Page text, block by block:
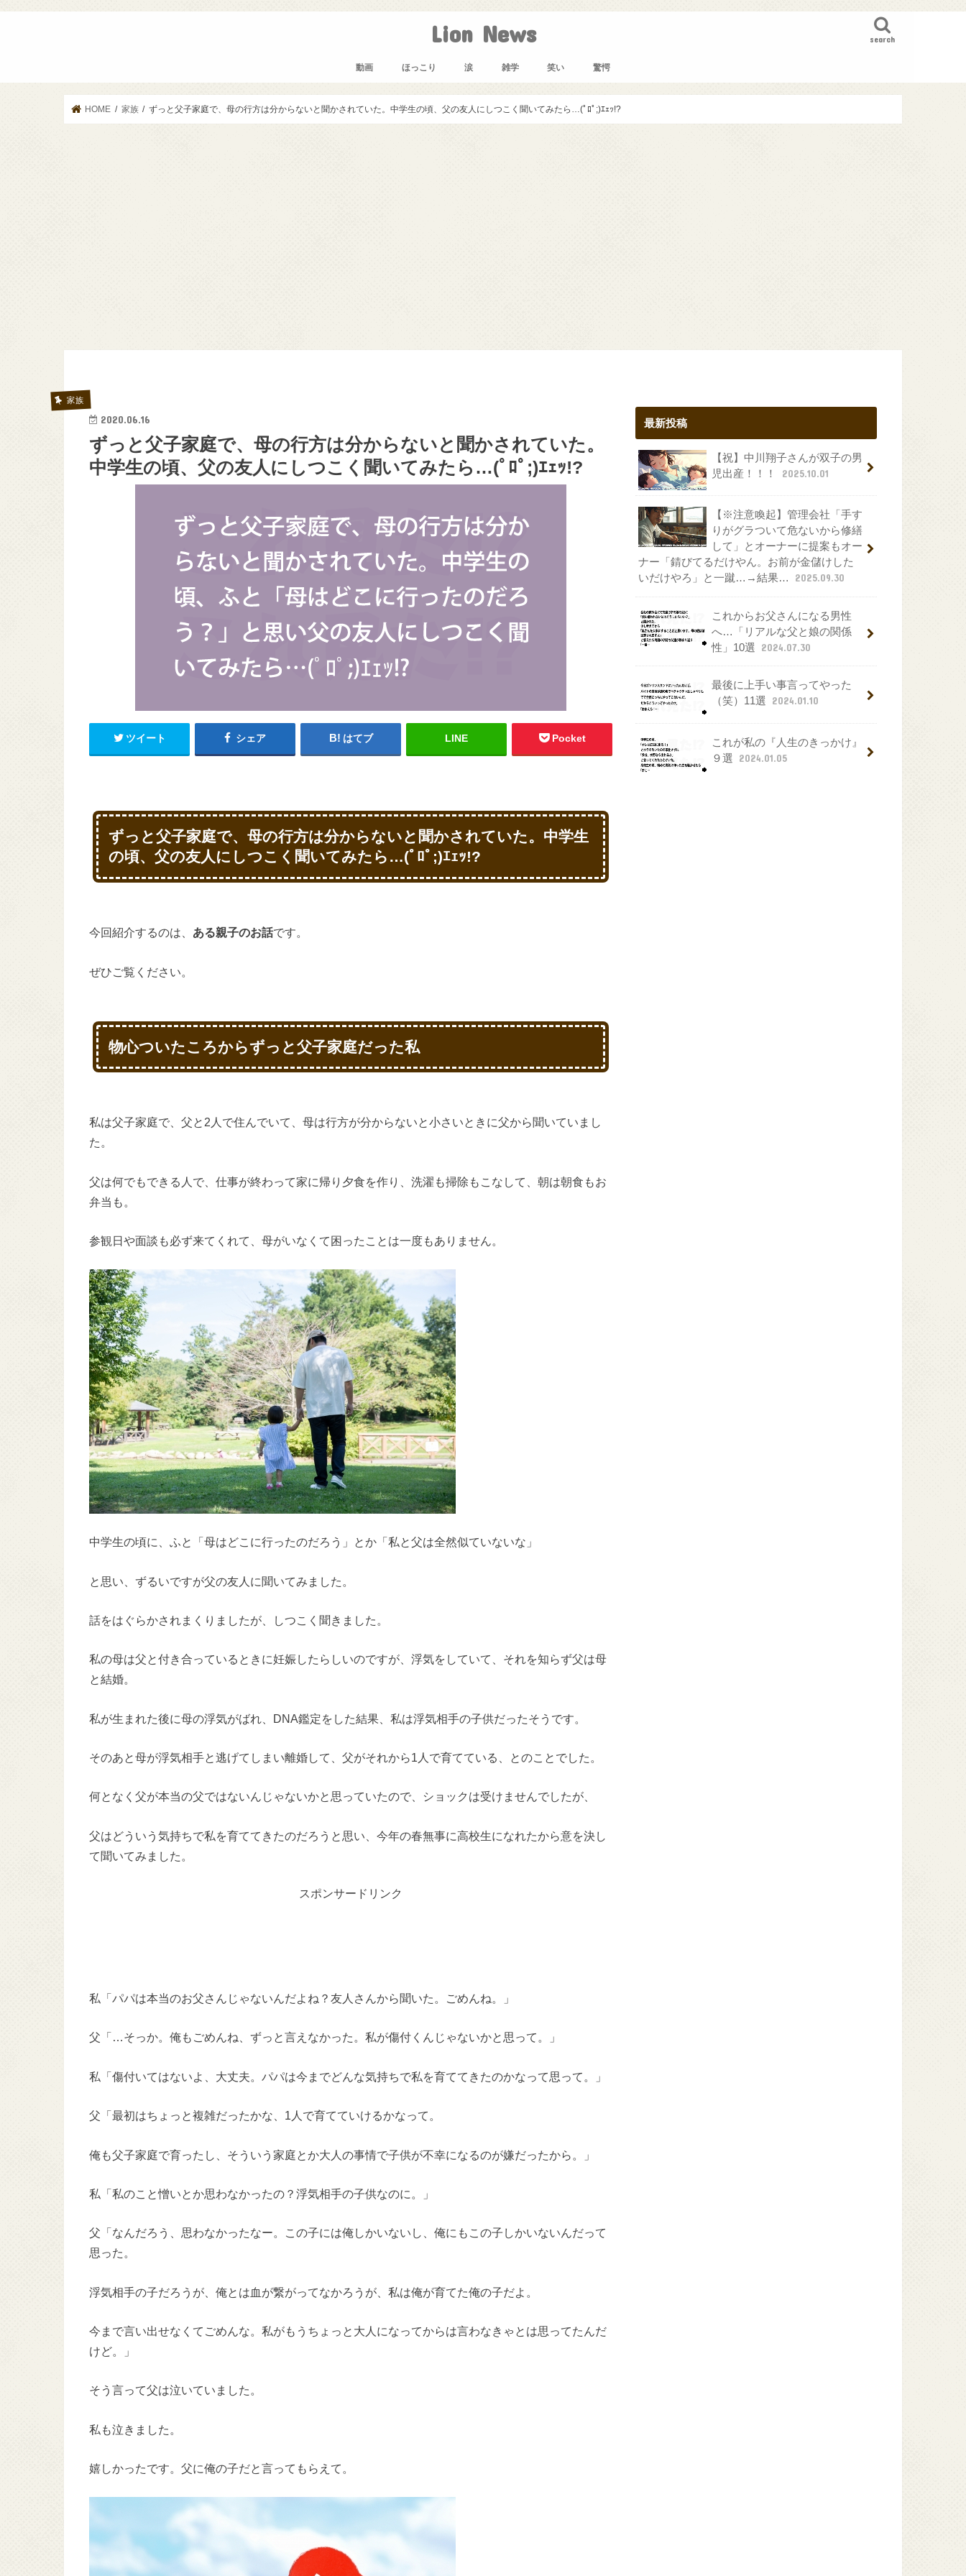
Lion News search
動画 ほっこり 涙 雑学 笑い 驚愕
HOME 家族 ずっと父子家庭で、母の行方は分からないと聞かされていた。中学生の頃、父の友人にしつこく聞いてみたら…(ﾟﾛﾟ;)ｴｪｯ!?
家族
2020.06.16
ずっと父子家庭で、母の行方は分からないと聞かされていた。
中学生の頃、父の友人にしつこく聞いてみたら…(ﾟﾛﾟ;)ｴｪｯ!?
ツイート シェア はてブ LINE Pocket
ずっと父子家庭で、母の行方は分からないと聞かされていた。中学生
の頃、父の友人にしつこく聞いてみたら…(ﾟﾛﾟ;)ｴｪｯ!?
今回紹介するのは、 ある親子のお話です。
ぜひご覧ください。
物心ついたころからずっと父子家庭だった私
私は父子家庭で、父と2人で住んでいて、母は行方が分からないと小さいときに父から聞いていまし
た。
父は何でもできる人で、仕事が終わって家に帰り夕食を作り、洗濯も掃除もこなして、朝は朝食もお
弁当も。
参観日や面談も必ず来てくれて、母がいなくて困ったことは一度もありません。
中学生の頃に、ふと「母はどこに行ったのだろう」とか「私と父は全然似ていないな」
と思い、ずるいですが父の友人に聞いてみました。
話をはぐらかされまくりましたが、しつこく聞きました。
私の母は父と付き合っているときに妊娠したらしいのですが、浮気をしていて、それを知らず父は母
と結婚。
私が生まれた後に母の浮気がばれ、DNA鑑定をした結果、私は浮気相手の子供だったそうです。
そのあと母が浮気相手と逃げてしまい離婚して、父がそれから1人で育てている、とのことでした。
何となく父が本当の父ではないんじゃないかと思っていたので、ショックは受けませんでしたが、
父はどういう気持ちで私を育ててきたのだろうと思い、今年の春無事に高校生になれたから意を決し
て聞いてみました。
スポンサードリンク
私「パパは本当のお父さんじゃないんだよね？友人さんから聞いた。ごめんね。」
父「…そっか。俺もごめんね、ずっと言えなかった。私が傷付くんじゃないかと思って。」
私「傷付いてはないよ、大丈夫。パパは今までどんな気持ちで私を育ててきたのかなって思って。」
父「最初はちょっと複雑だったかな、1人で育てていけるかなって。
俺も父子家庭で育ったし、そういう家庭とか大人の事情で子供が不幸になるのが嫌だったから。」
私「私のこと憎いとか思わなかったの？浮気相手の子供なのに。」
父「なんだろう、思わなかったなー。この子には俺しかいないし、俺にもこの子しかいないんだって
思った。
浮気相手の子だろうが、俺とは血が繋がってなかろうが、私は俺が育てた俺の子だよ。
今まで言い出せなくてごめんな。私がもうちょっと大人になってからは言わなきゃとは思ってたんだ
けど。」
そう言って父は泣いていました。
私も泣きました。
嬉しかったです。父に俺の子だと言ってもらえて。
最新投稿
【祝】中川翔子さんが双子の男
児出産！！！
2025.10.01
【※注意喚起】管理会社「手す
りがグラついて危ないから修繕
して」とオーナーに提案もオー
ナー「錆びてるだけやん。お前が金儲けした
いだけやろ」と一蹴…→結果…
2025.09.30
これからお父さんになる男性
へ…「リアルな父と娘の関係
性」10選
2024.07.30
最後に上手い事言ってやった
（笑）11選
2024.01.10
これが私の『人生のきっかけ』
９選
2024.01.05